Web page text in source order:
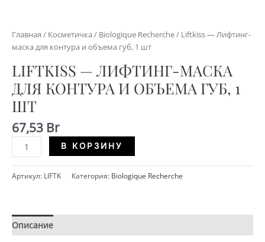
Главная / Косметичка / Biologique Recherche/ Liftkiss — Лифтинг-
маска для контура и объема губ, 1 шт
LIFTKISS — ЛИФТИНГ-МАСКА
ДЛЯ КОНТУРА И ОБЪЕМА ГУБ, 1
ШТ
67,53 Br
Количество
Liftkiss
-
Лифтинг-
контура
и
В КОРЗИНУ
Артикул: LIFTK Категория: Biologique Recherche
Описание